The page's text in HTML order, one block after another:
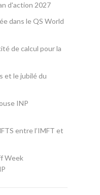
d'action 2027
dans le QS World
de calcul pour la
et le jubilé du
INP
entre l’IMFT et
Week